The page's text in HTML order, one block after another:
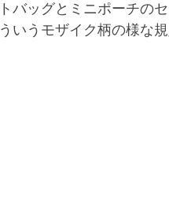
バッグとミニポーチのセ
いうモザイク柄の様な